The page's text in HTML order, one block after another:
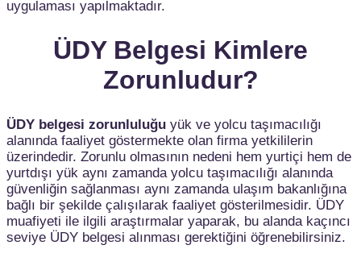
uygulaması yapılmaktadır.
ÜDY Belgesi Kimlere
Zorunludur?
ÜDY belgesi zorunluluğu yük ve yolcu taşımacılığı
alanında faaliyet göstermekte olan firma yetkililerin
üzerindedir. Zorunlu olmasının nedeni hem yurtiçi hem de
yurtdışı yük aynı zamanda yolcu taşımacılığı alanında
güvenliğin sağlanması aynı zamanda ulaşım bakanlığına
bağlı bir şekilde çalışılarak faaliyet gösterilmesidir. ÜDY
muafiyeti ile ilgili araştırmalar yaparak, bu alanda kaçıncı
seviye ÜDY belgesi alınması gerektiğini öğrenebilirsiniz.